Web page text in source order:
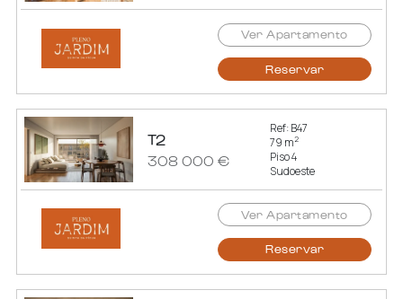
Ver Apartamento
Reservar
T2
308 000 €
Ref: B47
79 m2
Piso 4
Sudoeste
Ver Apartamento
Reservar